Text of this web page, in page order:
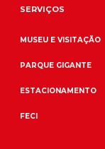
SERVIÇOS
MUSEU E VISITAÇÃO
PARQUE GIGANTE
ESTACIONAMENTO
FECI